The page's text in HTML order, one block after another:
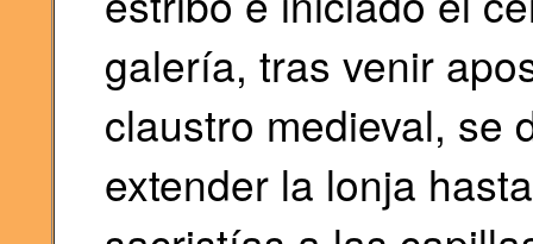
galería, tras venir
claustro medieval, se
extender la lonja